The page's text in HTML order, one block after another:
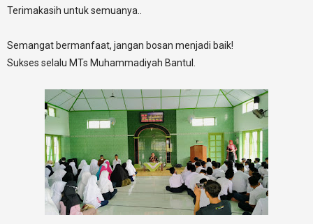
Terimakasih untuk semuanya..
Semangat bermanfaat, jangan bosan menjadi baik!
Sukses selalu MTs Muhammadiyah Bantul.